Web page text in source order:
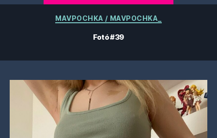
Kategóriák
MAVPOCHKA / MAVPOCHKA_
Fotó #39